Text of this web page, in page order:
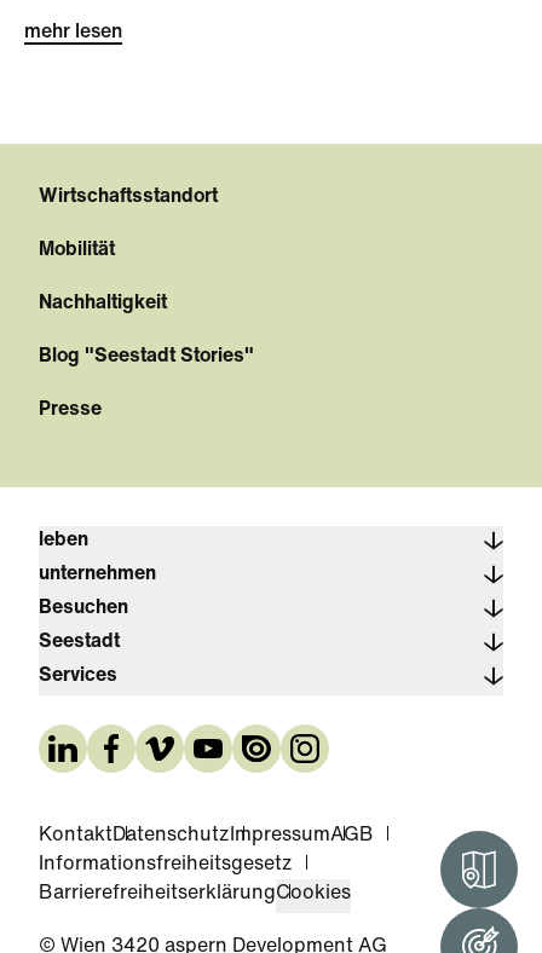
mehr lesen
Wirtschaftsstandort
Mobilität
Nachhaltigkeit
Blog "Seestadt Stories"
Presse
leben
unternehmen
Besuchen
Seestadt
Services
KontaktDatenschutz ImpressumAGB
Informationsfreiheitsgesetz
BarrierefreiheitserklärungCookies
© Wien 3420 aspern Development AG